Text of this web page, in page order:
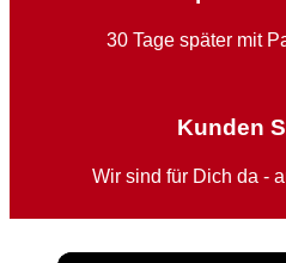
30 Tage später mit
Kunden
Wir sind für Dich da -